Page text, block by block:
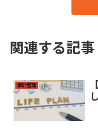
関連する記事
家計管理